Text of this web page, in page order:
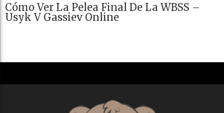
Cómo Ver La Pelea Final De La WBSS –
Usyk V Gassiev Online